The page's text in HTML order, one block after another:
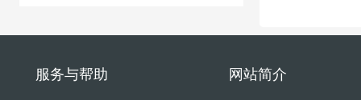
服务与帮助 网站简介